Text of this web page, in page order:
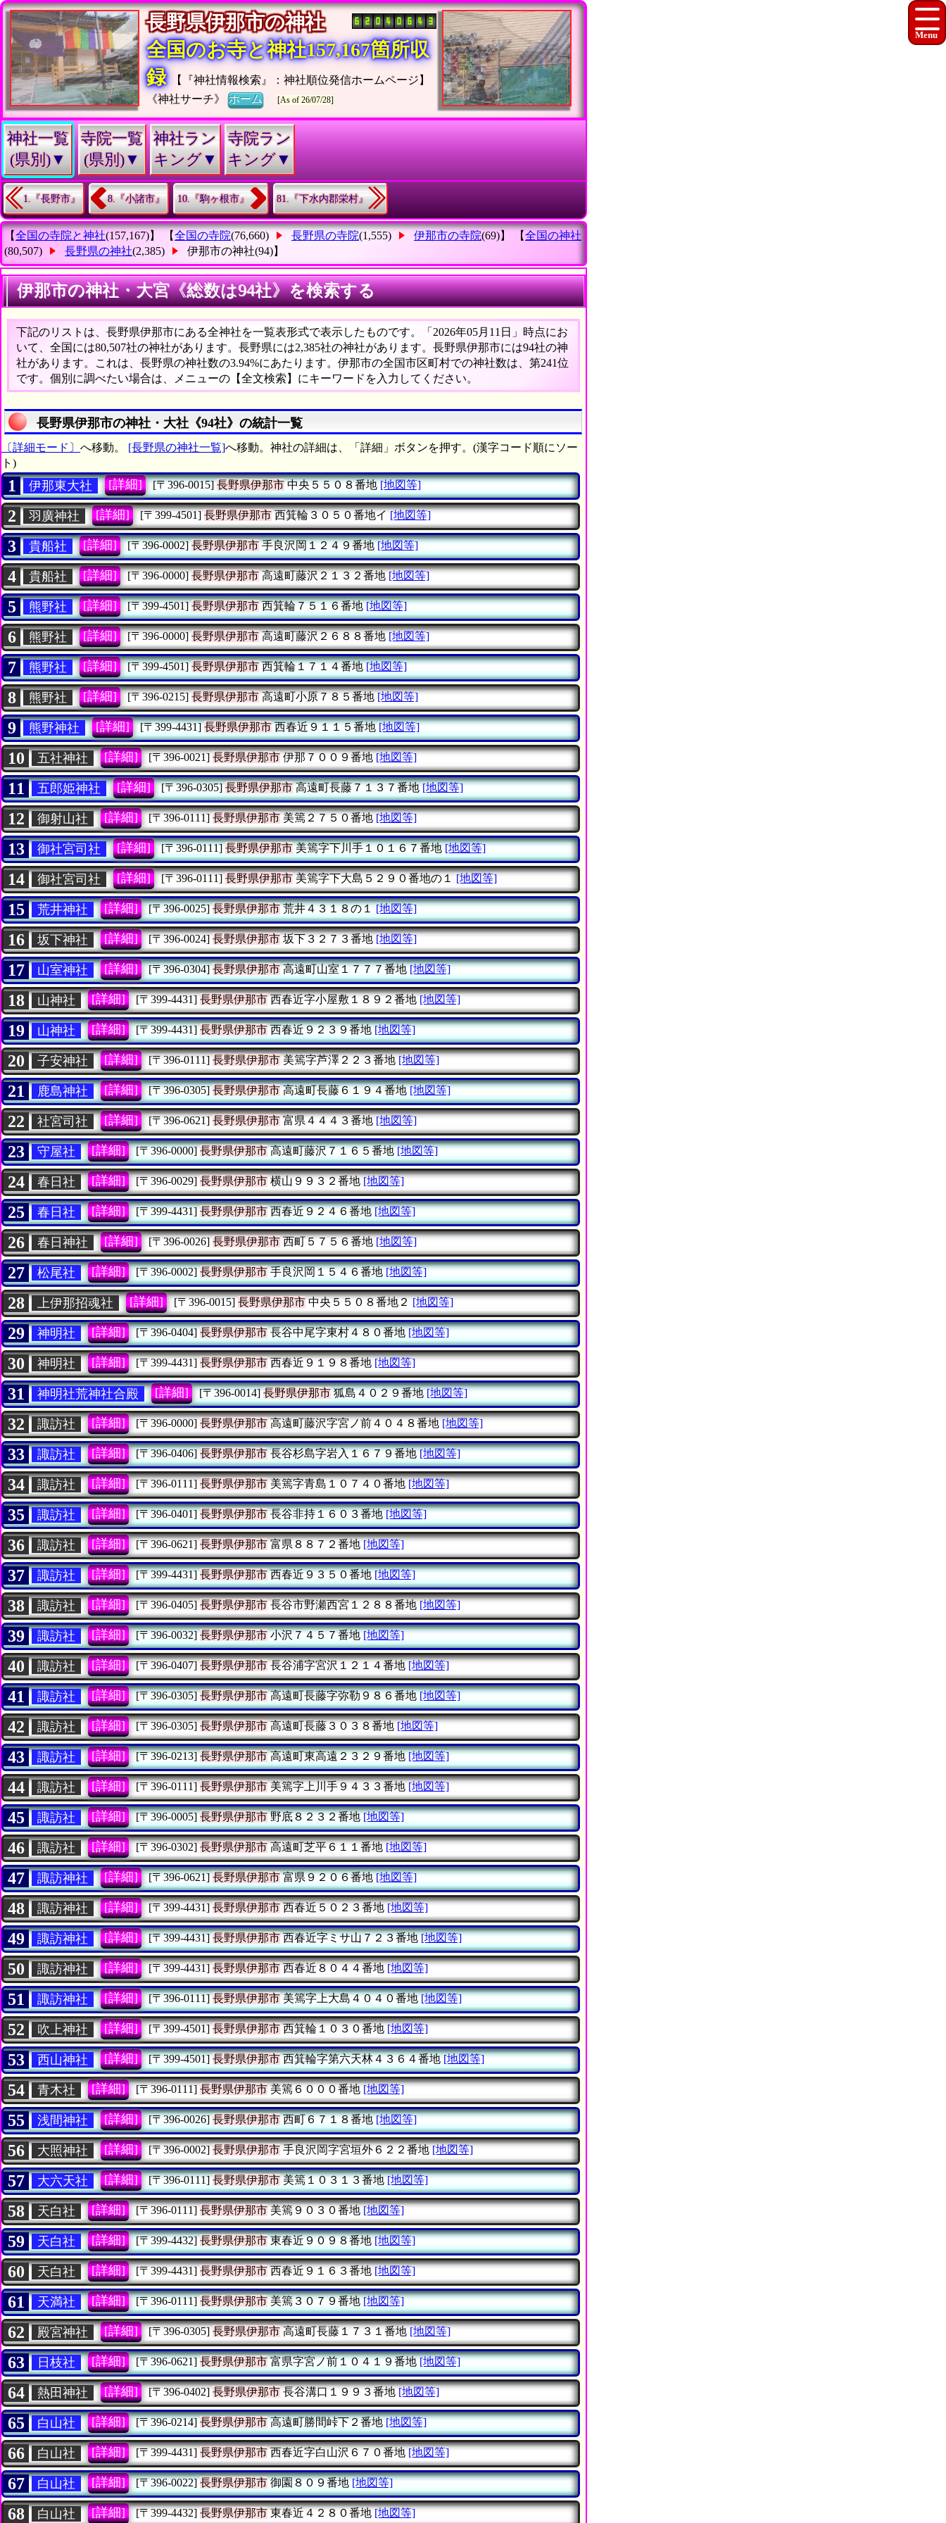
長野県伊那市の神社
全国のお寺と神社157,167箇所収
録
【『神社情報検索』：神社順位発信ホームページ】
《神社サーチ》ホーム [As of 26/07/28]
神社一覧
(県別)▼
寺院一覧
(県別)▼
神社ラン
キング▼
寺院ラン
キング▼
1.『長野市』 8.『小諸市』 10.『駒ヶ根市』 81.『下水内郡栄村』
【全国の寺院と神社(157,167)】 【全国の寺院(76,660) 長野県の寺院(1,555) 伊那市の寺院(69)】 【全国の神社
(80,507)
長野県の神社(2,385) 伊那市の神社(94)】
伊那市の神社・大宮《総数は94社》を検索する
下記のリストは、長野県伊那市にある全神社を一覧表形式で表示したものです。「2026年05月11日」時点にお
いて、全国には80,507社の神社があります。長野県には2,385社の神社があります。長野県伊那市には94社の神
社があります。これは、長野県の神社数の3.94%にあたります。伊那市の全国市区町村での神社数は、第241位
です。個別に調べたい場合は、メニューの【全文検索】にキーワードを入力してください。
長野県伊那市の神社・大社《94社》の統計一覧
〔詳細モード〕 へ移動。 [長野県の神社一覧]へ移動。神社の詳細は、「詳細」ボタンを押す。(漢字コード順にソー
ト)
1 伊那東大社 [詳細] [〒396-0015] 長野県伊那市中央５５０８番地 [地図等]
2 羽廣神社 [詳細] [〒399-4501] 長野県伊那市西箕輪３０５０番地イ [地図等]
3 貴船社 [詳細] [〒396-0002] 長野県伊那市手良沢岡１２４９番地 [地図等]
4 貴船社 [詳細] [〒396-0000] 長野県伊那市高遠町藤沢２１３２番地 [地図等]
5 熊野社 [詳細] [〒399-4501] 長野県伊那市西箕輪７５１６番地 [地図等]
6 熊野社 [詳細] [〒396-0000] 長野県伊那市高遠町藤沢２６８８番地 [地図等]
7 熊野社 [詳細] [〒399-4501] 長野県伊那市西箕輪１７１４番地 [地図等]
8 熊野社 [詳細] [〒396-0215] 長野県伊那市高遠町小原７８５番地 [地図等]
9 熊野神社 [詳細] [〒399-4431] 長野県伊那市西春近９１１５番地 [地図等]
10 五社神社 [詳細] [〒396-0021] 長野県伊那市伊那７００９番地 [地図等]
11 五郎姫神社 [詳細] [〒396-0305] 長野県伊那市高遠町長藤７１３７番地 [地図等]
12 御射山社 [詳細] [〒396-0111] 長野県伊那市美篶２７５０番地 [地図等]
13 御社宮司社 [詳細] [〒396-0111] 長野県伊那市美篶字下川手１０１６７番地 [地図等]
14 御社宮司社 [詳細] [〒396-0111] 長野県伊那市美篶字下大島５２９０番地の１ [地図等]
15 荒井神社 [詳細] [〒396-0025] 長野県伊那市荒井４３１８の１ [地図等]
16 坂下神社 [詳細] [〒396-0024] 長野県伊那市坂下３２７３番地 [地図等]
17 山室神社 [詳細] [〒396-0304] 長野県伊那市高遠町山室１７７７番地 [地図等]
18 山神社 [詳細] [〒399-4431] 長野県伊那市西春近字小屋敷１８９２番地 [地図等]
19 山神社 [詳細] [〒399-4431] 長野県伊那市西春近９２３９番地 [地図等]
20 子安神社 [詳細] [〒396-0111] 長野県伊那市美篶字芦澤２２３番地 [地図等]
21 鹿島神社 [詳細] [〒396-0305] 長野県伊那市高遠町長藤６１９４番地 [地図等]
22 社宮司社 [詳細] [〒396-0621] 長野県伊那市富県４４４３番地 [地図等]
23 守屋社 [詳細] [〒396-0000] 長野県伊那市高遠町藤沢７１６５番地 [地図等]
24 春日社 [詳細] [〒396-0029] 長野県伊那市横山９９３２番地 [地図等]
25 春日社 [詳細] [〒399-4431] 長野県伊那市西春近９２４６番地 [地図等]
26 春日神社 [詳細] [〒396-0026] 長野県伊那市西町５７５６番地 [地図等]
27 松尾社 [詳細] [〒396-0002] 長野県伊那市手良沢岡１５４６番地 [地図等]
28 上伊那招魂社 [詳細] [〒396-0015] 長野県伊那市中央５５０８番地２ [地図等]
29 神明社 [詳細] [〒396-0404] 長野県伊那市長谷中尾字東村４８０番地 [地図等]
30 神明社 [詳細] [〒399-4431] 長野県伊那市西春近９１９８番地 [地図等]
31 神明社荒神社合殿 [詳細] [〒396-0014] 長野県伊那市狐島４０２９番地 [地図等]
32 諏訪社 [詳細] [〒396-0000] 長野県伊那市高遠町藤沢字宮ノ前４０４８番地 [地図等]
33 諏訪社 [詳細] [〒396-0406] 長野県伊那市長谷杉島字岩入１６７９番地 [地図等]
34 諏訪社 [詳細] [〒396-0111] 長野県伊那市美篶字青島１０７４０番地 [地図等]
35 諏訪社 [詳細] [〒396-0401] 長野県伊那市長谷非持１６０３番地 [地図等]
36 諏訪社 [詳細] [〒396-0621] 長野県伊那市富県８８７２番地 [地図等]
37 諏訪社 [詳細] [〒399-4431] 長野県伊那市西春近９３５０番地 [地図等]
38 諏訪社 [詳細] [〒396-0405] 長野県伊那市長谷市野瀬西宮１２８８番地 [地図等]
39 諏訪社 [詳細] [〒396-0032] 長野県伊那市小沢７４５７番地 [地図等]
40 諏訪社 [詳細] [〒396-0407] 長野県伊那市長谷浦字宮沢１２１４番地 [地図等]
41 諏訪社 [詳細] [〒396-0305] 長野県伊那市高遠町長藤字弥勒９８６番地 [地図等]
42 諏訪社 [詳細] [〒396-0305] 長野県伊那市高遠町長藤３０３８番地 [地図等]
43 諏訪社 [詳細] [〒396-0213] 長野県伊那市高遠町東高遠２３２９番地 [地図等]
44 諏訪社 [詳細] [〒396-0111] 長野県伊那市美篶字上川手９４３３番地 [地図等]
45 諏訪社 [詳細] [〒396-0005] 長野県伊那市野底８２３２番地 [地図等]
46 諏訪社 [詳細] [〒396-0302] 長野県伊那市高遠町芝平６１１番地 [地図等]
47 諏訪神社 [詳細] [〒396-0621] 長野県伊那市富県９２０６番地 [地図等]
48 諏訪神社 [詳細] [〒399-4431] 長野県伊那市西春近５０２３番地 [地図等]
49 諏訪神社 [詳細] [〒399-4431] 長野県伊那市西春近字ミサ山７２３番地 [地図等]
50 諏訪神社 [詳細] [〒399-4431] 長野県伊那市西春近８０４４番地 [地図等]
51 諏訪神社 [詳細] [〒396-0111] 長野県伊那市美篶字上大島４０４０番地 [地図等]
52 吹上神社 [詳細] [〒399-4501] 長野県伊那市西箕輪１０３０番地 [地図等]
53 西山神社 [詳細] [〒399-4501] 長野県伊那市西箕輪字第六天林４３６４番地 [地図等]
54 青木社 [詳細] [〒396-0111] 長野県伊那市美篶６０００番地 [地図等]
55 浅間神社 [詳細] [〒396-0026] 長野県伊那市西町６７１８番地 [地図等]
56 大照神社 [詳細] [〒396-0002] 長野県伊那市手良沢岡字宮垣外６２２番地 [地図等]
57 大六天社 [詳細] [〒396-0111] 長野県伊那市美篶１０３１３番地 [地図等]
58 天白社 [詳細] [〒396-0111] 長野県伊那市美篶９０３０番地 [地図等]
59 天白社 [詳細] [〒399-4432] 長野県伊那市東春近９０９８番地 [地図等]
60 天白社 [詳細] [〒399-4431] 長野県伊那市西春近９１６３番地 [地図等]
61 天満社 [詳細] [〒396-0111] 長野県伊那市美篶３０７９番地 [地図等]
62 殿宮神社 [詳細] [〒396-0305] 長野県伊那市高遠町長藤１７３１番地 [地図等]
63 日枝社 [詳細] [〒396-0621] 長野県伊那市富県字宮ノ前１０４１９番地 [地図等]
64 熱田神社 [詳細] [〒396-0402] 長野県伊那市長谷溝口１９９３番地 [地図等]
65 白山社 [詳細] [〒396-0214] 長野県伊那市高遠町勝間峠下２番地 [地図等]
66 白山社 [詳細] [〒399-4431] 長野県伊那市西春近字白山沢６７０番地 [地図等]
67 白山社 [詳細] [〒396-0022] 長野県伊那市御園８０９番地 [地図等]
68 白山社 [詳細] [〒399-4432] 長野県伊那市東春近４２８０番地 [地図等]